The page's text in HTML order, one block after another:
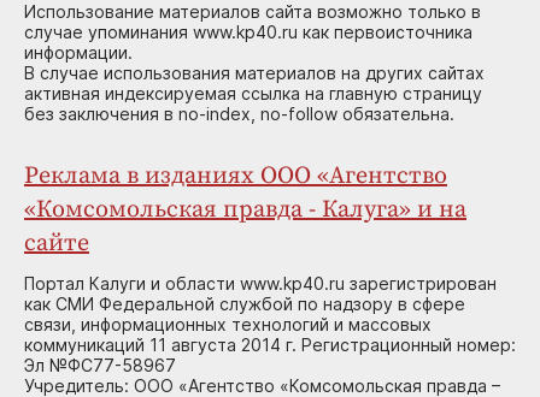
Использование материалов сайта возможно только в
случае упоминания www.kp40.ru как первоисточника
информации.
В случае использования материалов на других сайтах
активная индексируемая ссылка на главную страницу
без заключения в no-index, no-follow обязательна.
Реклама в изданиях ООО «Агентство
«Комсомольская правда - Калуга» и на
сайте
Портал Калуги и области www.kp40.ru зарегистрирован
как СМИ Федеральной службой по надзору в сфере
связи, информационных технологий и массовых
коммуникаций 11 августа 2014 г. Регистрационный номер:
Эл №ФС77-58967
Учредитель: ООО «Агентство «Комсомольская правда –